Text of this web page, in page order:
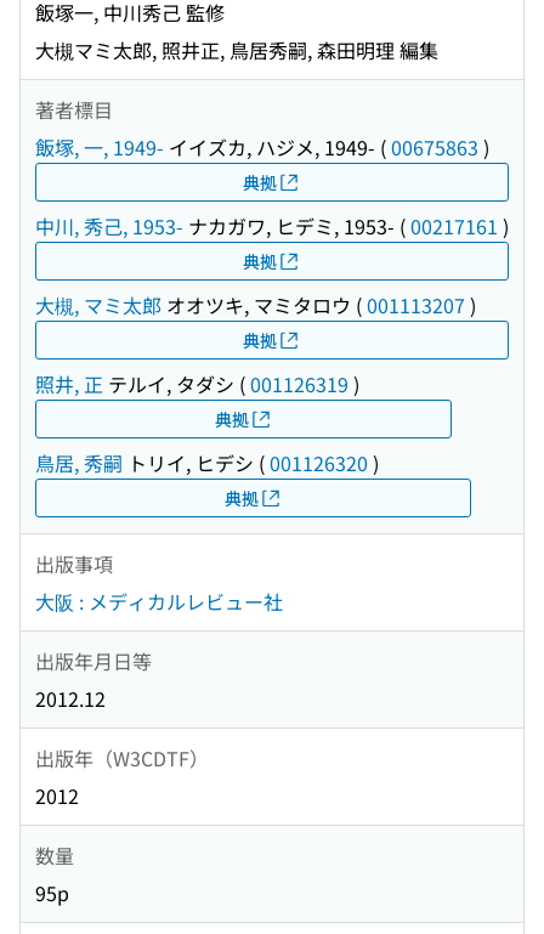
飯塚一, 中川秀己 監修
大槻マミ太郎, 照井正, 鳥居秀嗣, 森田明理 編集
著者標目
飯塚, 一, 1949- イイズカ, ハジメ, 1949- (00675863 )
典拠
中川, 秀己, 1953- ナカガワ, ヒデミ, 1953- (00217161 )
典拠
大槻, マミ太郎 オオツキ, マミタロウ (001113207 )
典拠
照井, 正 テルイ, タダシ (001126319 )
典拠
鳥居, 秀嗣 トリイ, ヒデシ (001126320 )
典拠
出版事項
大阪 : メディカルレビュー社
出版年月日等
2012.12
出版年（W3CDTF）
2012
数量
95p